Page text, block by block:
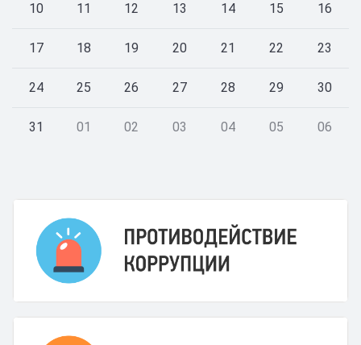
10 11 12 13 14 15 16
17 18 19 20 21 22 23
24 25 26 27 28 29 30
31 01 02 03 04 05 06